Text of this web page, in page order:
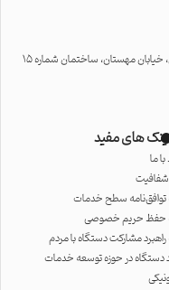
مهستان، ساختمان شماره 15
های مفید
با ما
شفافیت
توافق‌نامه سطح خدمات
حفظ حریم خصوصی
راهبرد مشارکت دستگاه با مردم
دستگاه در حوزه توسعه خدمات